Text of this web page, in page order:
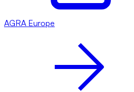
AGRA Europe